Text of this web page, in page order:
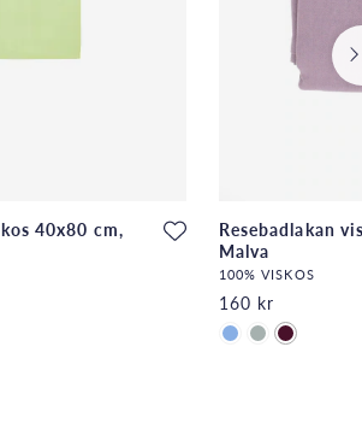
40x80 cm,
Resebadlakan
Malva
100% VISKOS
160 kr